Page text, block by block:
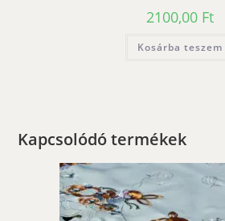
2100,00 Ft
Kosárba teszem
Kapcsolódó termékek